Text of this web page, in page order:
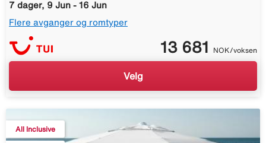
7 dager, 9 Jun - 16 Jun
Flere avganger og romtyper
13 681 NOK/voksen
Velg
All Inclusive